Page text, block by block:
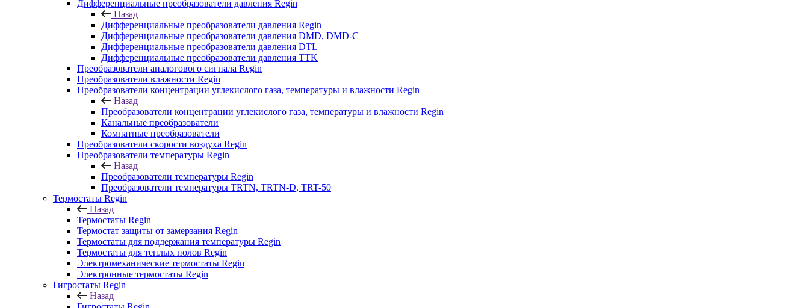
Дифференциальные преобразователи давления Regin
Назад
Дифференциальные преобразователи давления Regin
Дифференциальные преобразователи давления DMD, DMD-C
Дифференциальные преобразователи давления DTL
Дифференциальные преобразователи давления TTK
Преобразователи аналогового сигнала Regin
Преобразователи влажности Regin
Преобразователи концентрации углекислого газа, температуры и влажности Regin
Назад
Преобразователи концентрации углекислого газа, температуры и влажности Regin
Канальные преобразователи
Комнатные преобразователи
Преобразователи скорости воздуха Regin
Преобразователи температуры Regin
Назад
Преобразователи температуры Regin
Преобразователи температуры TRTN, TRTN-D, TRT-50
Термостаты Regin
Назад
Термостаты Regin
Термостат защиты от замерзания Regin
Термостаты для поддержания температуры Regin
Термостаты для теплых полов Regin
Электромеханические термостаты Regin
Электронные термостаты Regin
Гигростаты Regin
Назад